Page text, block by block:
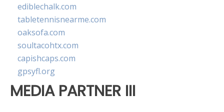
ediblechalk.com
tabletennisnearme.com
oaksofa.com
soultacohtx.com
capishcaps.com
gpsyfl.org
MEDIA PARTNER III